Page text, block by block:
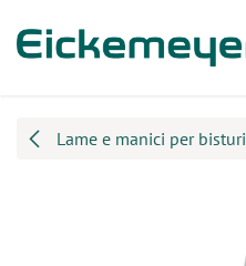
Lame e manici per bisturi